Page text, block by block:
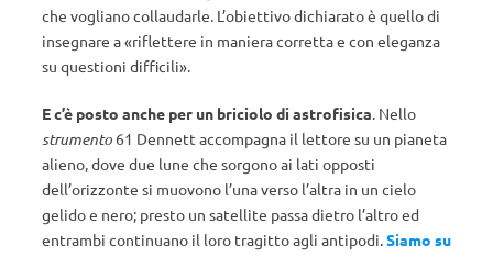
che vogliano collaudarle. L’obiettivo dichiarato è quello di
insegnare a «riflettere in maniera corretta e con eleganza
su questioni difficili».
E c’è posto anche per un briciolo di astrofisica. Nello
strumento 61 Dennett accompagna il lettore su un pianeta
alieno, dove due lune che sorgono ai lati opposti
dell’orizzonte si muovono l’una verso l’altra in un cielo
gelido e nero; presto un satellite passa dietro l’altro ed
entrambi continuano il loro tragitto agli antipodi.Siamo su